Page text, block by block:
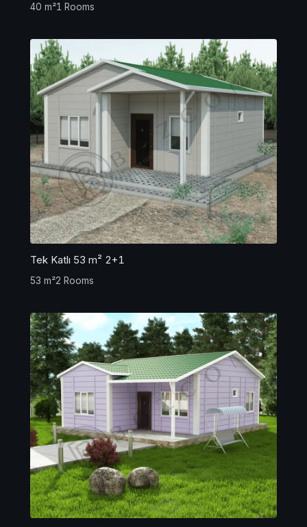
40 m²1 Rooms
Tek Katlı 53 m² 2+1
53 m²2 Rooms